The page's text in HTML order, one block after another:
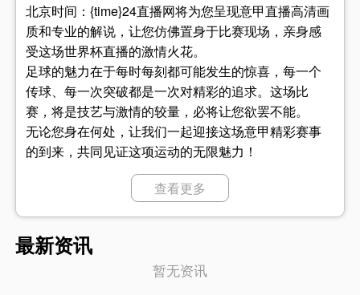
北京时间：{time}24直播网将为您呈现意甲直播高清画
质和专业的解说，让您仿佛置身于比赛现场，亲身感
受这场世界杯直播的激情火花。
足球的魅力在于每时每刻都可能发生的惊喜，每一个
传球、每一次突破都是一次对精彩的追求。这场比
赛，将是技艺与激情的较量，必将让您欲罢不能。
无论您身在何处，让我们一起迎接这场意甲精彩赛事
的到来，共同见证这项运动的无限魅力！
立即观看意甲，一同见证这项运动的魅力，为您钟爱
{home}一直以优雅的球风和出色的传控著称。他们的
队员们技术娴熟、出色的传球和无与伦比的射门技
巧，肯定会给{visit}制造不小的麻烦。
查看更多
最新资讯
暂无资讯